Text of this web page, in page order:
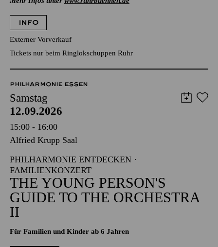
INFO
Externer Vorverkauf
Tickets nur beim Ringlokschuppen Ruhr
PHILHARMONIE ESSEN
Samstag
12.09.2026
15:00 - 16:00
Alfried Krupp Saal
PHILHARMONIE ENTDECKEN ·
FAMILIENKONZERT
THE YOUNG PERSON'S
GUIDE TO THE ORCHESTRA
II
Für Familien und Kinder ab 6 Jahren